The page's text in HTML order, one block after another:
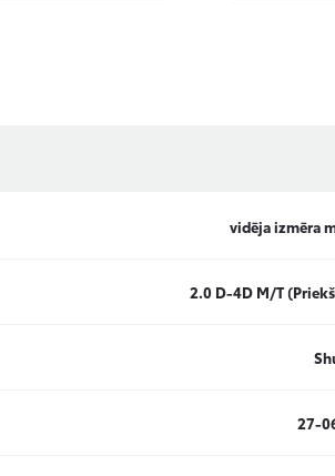
vidēja izmēra
2.0 D-4D M/T
27-